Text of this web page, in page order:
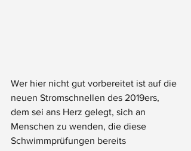
Wer hier nicht gut vorbereitet ist auf die
neuen Stromschnellen des 2019ers,
dem sei ans Herz gelegt, sich an
Menschen zu wenden, die diese
Schwimmprüfungen bereits